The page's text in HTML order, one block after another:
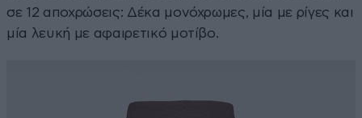
σε 12 αποχρώσεις: Δέκα μονόχρωμες, μία με ρίγες και
μία λευκή με αφαιρετικό μοτίβο.